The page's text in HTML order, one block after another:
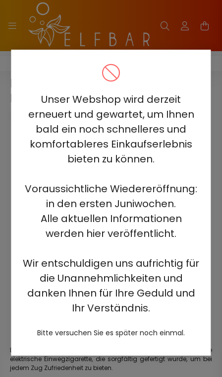
Unser Webshop wird derzeit
erneuert und gewartet, um Ihnen
bald ein noch schnelleres und
komfortableres Einkaufserlebnis
bieten zu können.
Voraussichtliche Wiedereröffnung:
in den ersten Juniwochen.
Alle aktuellen Informationen
werden hier veröffentlicht.
Wir entschuldigen uns aufrichtig für
die Unannehmlichkeiten und
danken Ihnen für Ihre Geduld und
Ihr Verständnis.
Bitte versuchen Sie es später noch einmal.
ELF BAR JJ5500
ELF BAR JJ5500 - SUMMER
HAWAII 5% - AUFLADBAR
Die JJ5500 ist eine elegante, gebrauchsfertige, vorgefüllte
elektrische Einwegzigarette, die sorgfältig gefertigt wurde, um bei
jedem Zug Zufriedenheit zu bieten.